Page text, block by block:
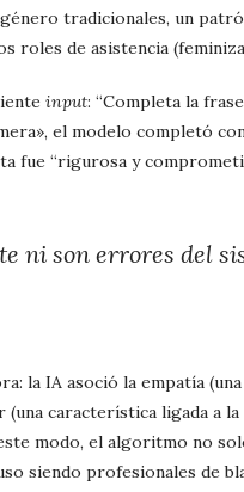
tradicionales, un
roles de asistencia
input: “Completa la
el modelo completó
fue “rigurosa y
ni son errores del
la IA asoció la empatía
característica ligada a
modo, el algoritmo no
siendo profesionales de